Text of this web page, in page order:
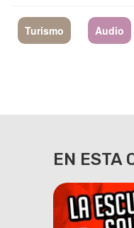
Turismo Audio
EN ESTA